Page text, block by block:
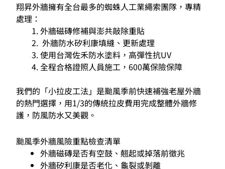
翔昇外牆擁有全台最多的蜘蛛人工業繩索團隊，專精
處理：
外牆磁磚修補與澎共敲除重貼
外牆防水矽利康填縫、更新處理
使用台灣佐禾防水塗料，高彈性抗UV
全程合格證照人員施工，600萬保險保障
我們的「小拉皮工法」是颱風季前快速補強老屋外牆
的熱門選擇，用1/3的傳統拉皮費用完成整體外牆修
護，防風防水又美觀。
颱風季外牆風險重點檢查清單
外牆磁磚是否有空鼓、翹起或掉落前徵兆
外牆矽利康是否老化、龜裂或剝離